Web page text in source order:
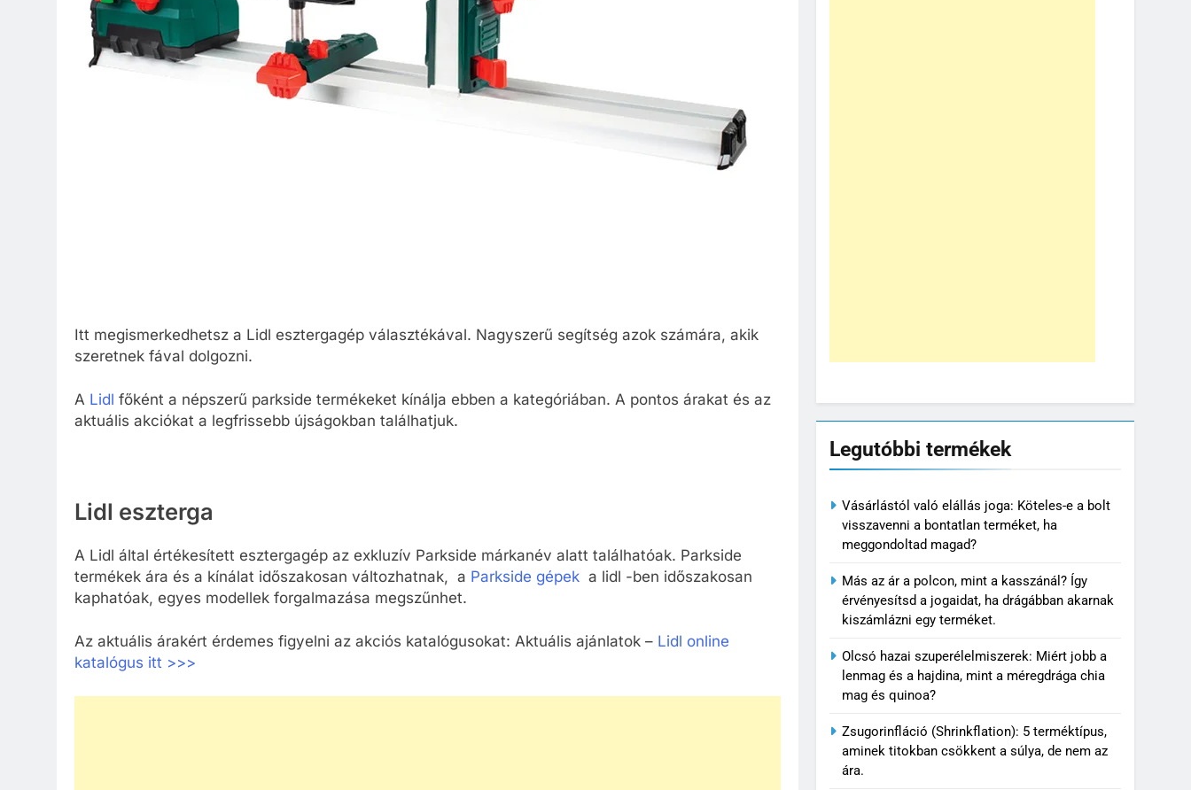
Itt megismerkedhetsz a Lidl esztergagép választékával. Nagyszerű segítség azok számára, akik
szeretnek fával dolgozni.
A Lidl főként a népszerű parkside termékeket kínálja ebben a kategóriában. A pontos árakat és az
aktuális akciókat a legfrissebb újságokban találhatjuk.
Lidl eszterga
A Lidl által értékesített esztergagép az exkluzív Parkside márkanév alatt találhatóak. Parkside
termékek ára és a kínálat időszakosan változhatnak, a Parkside gépek a lidl -ben időszakosan
kaphatóak, egyes modellek forgalmazása megszűnhet.
Az aktuális árakért érdemes figyelni az akciós katalógusokat: Aktuális ajánlatok – Lidl online
katalógus itt >>>
Legutóbbi termékek
Vásárlástól való elállás joga: Köteles-e a bolt
visszavenni a bontatlan terméket, ha
meggondoltad magad?
Más az ár a polcon, mint a kasszánál? Így
érvényesítsd a jogaidat, ha drágábban akarnak
kiszámlázni egy terméket.
Olcsó hazai szuperélelmiszerek: Miért jobb a
lenmag és a hajdina, mint a méregdrága chia
mag és quinoa?
Zsugorinfláció (Shrinkflation): 5 terméktípus,
aminek titokban csökkent a súlya, de nem az
ára.